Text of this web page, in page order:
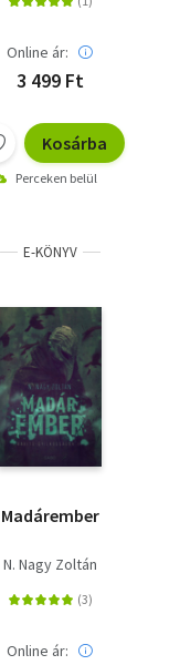
Online ár:
3 499 Ft
Kosárba
Perceken belül
E-KÖNYV
Madárember
N. Nagy Zoltán
Online ár: